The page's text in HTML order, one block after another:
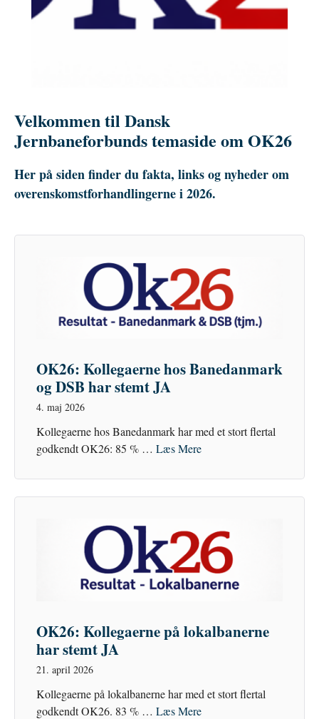
Velkommen til Dansk
Jernbaneforbunds temaside om OK26
Her på siden finder du fakta, links og nyheder om
overenskomstforhandlingerne i 2026.
OK26: Kollegaerne hos Banedanmark
og DSB har stemt JA
4. maj 2026
Kollegaerne hos Banedanmark har med et stort flertal
godkendt OK26: 85 % … Læs Mere
OK26: Kollegaerne på lokalbanerne
har stemt JA
21. april 2026
Kollegaerne på lokalbanerne har med et stort flertal
godkendt OK26. 83 % … Læs Mere